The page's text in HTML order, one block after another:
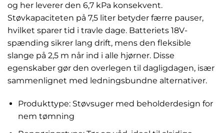
og her leverer den 6,7 kPa konsekvent.
Støvkapaciteten på 7,5 liter betyder færre pauser,
hvilket sparer tid i travle dage. Batteriets 18V-
spænding sikrer lang drift, mens den fleksible
slange på 2,5 m når ind i alle hjørner. Disse
egenskaber gør den overlegen til dagligdagen, især
sammenlignet med ledningsbundne alternativer.
Produkttype: Støvsuger med beholderdesign for
nem tømning